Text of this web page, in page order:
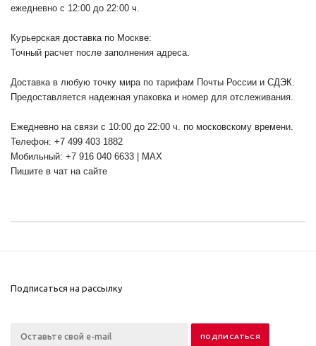
ежедневно с 12:00 до 22:00 ч.
Курьерская доставка по Москве:
Точный расчет после заполнения адреса.
Доставка в любую точку мира по тарифам Почты России и СДЭК.
Предоставляется надежная упаковка и номер для отслеживания.
Ежедневно на связи с 10:00 до 22:00 ч. по московскому времени.
Телефон: +7 499 403 1882
Мобильный: +7 916 040 6633 | MAX
Пишите в чат на сайте
Подписаться на рассылку